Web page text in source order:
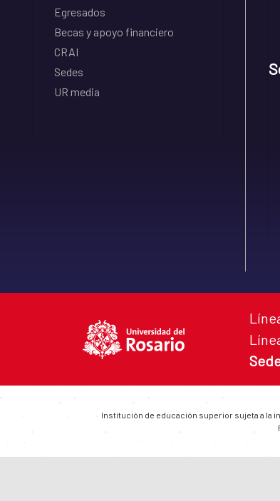
Egresados
Becas y apoyo financiero
CRAI
Sedes
UR media
Institución de educación superior sujeta a la